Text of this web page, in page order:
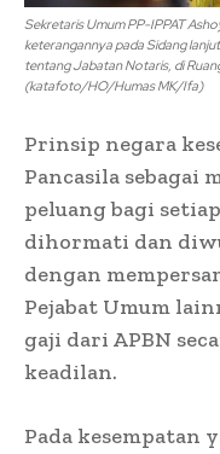
Sekretaris Umum PP-IPPAT
keterangannya pada Sidang
tentang Jabatan Notaris, di
(katafoto/HO/Humas MK/Ifa)
Prinsip negara
Pancasila sebagai
peluang bagi
dihormati dan
dengan
Pejabat Umum
gaji dari APBN
keadilan.
Pada kesempatan